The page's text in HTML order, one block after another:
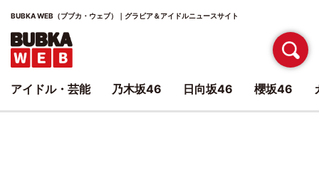
BUBKA WEB（ブブカ・ウェブ）｜グラビア＆アイドルニュースサイト
アイドル・芸能 乃木坂46 日向坂46 櫻坂46